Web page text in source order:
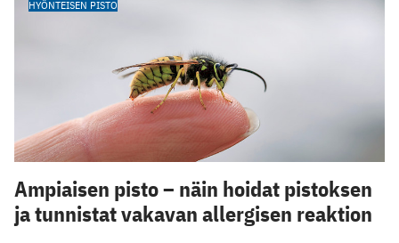
HYÖNTEISEN PISTO
Ampiaisen pisto – näin hoidat pistoksen
ja tunnistat vakavan allergisen reaktion